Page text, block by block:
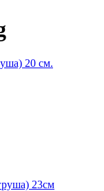
20 см.
23см